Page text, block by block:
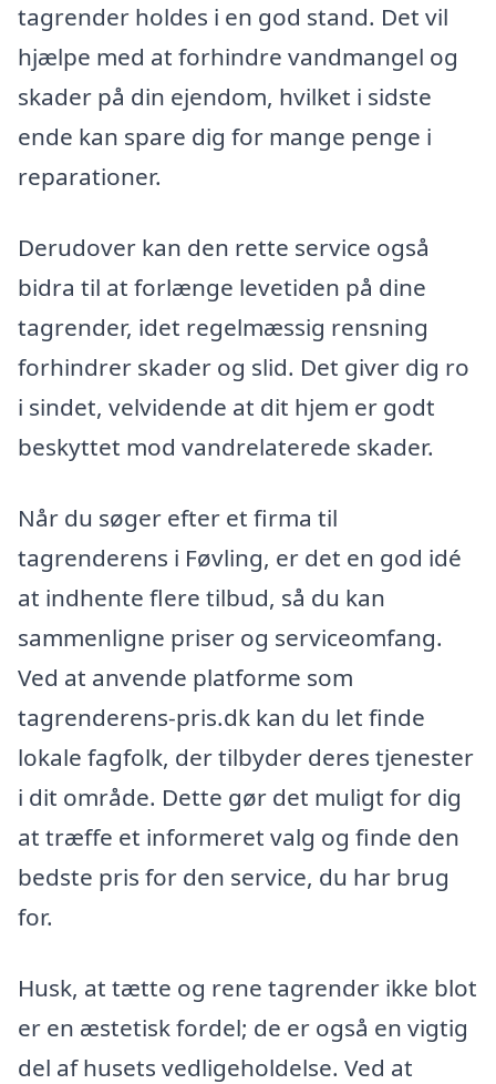
tagrender holdes i en god stand. Det vil
hjælpe med at forhindre vandmangel og
skader på din ejendom, hvilket i sidste
ende kan spare dig for mange penge i
reparationer.
Derudover kan den rette service også
bidra til at forlænge levetiden på dine
tagrender, idet regelmæssig rensning
forhindrer skader og slid. Det giver dig ro
i sindet, velvidende at dit hjem er godt
beskyttet mod vandrelaterede skader.
Når du søger efter et firma til
tagrenderens i Føvling, er det en god idé
at indhente flere tilbud, så du kan
sammenligne priser og serviceomfang.
Ved at anvende platforme som
tagrenderens-pris.dk kan du let finde
lokale fagfolk, der tilbyder deres tjenester
i dit område. Dette gør det muligt for dig
at træffe et informeret valg og finde den
bedste pris for den service, du har brug
for.
Husk, at tætte og rene tagrender ikke blot
er en æstetisk fordel; de er også en vigtig
del af husets vedligeholdelse. Ved at